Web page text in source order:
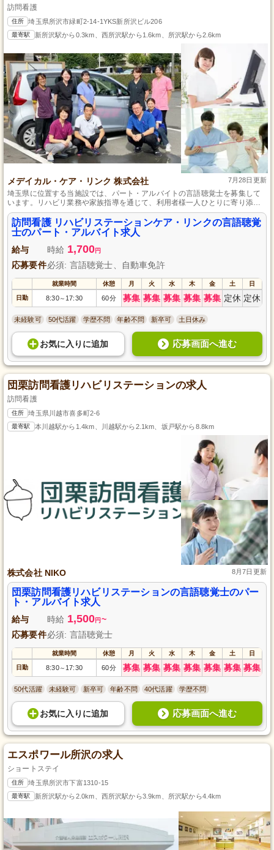
訪問看護
住所 埼玉県所沢市緑町2-14-1YKS新所沢ビル206
最寄駅 新所沢駅から0.3km、西所沢駅から1.6km、所沢駅から2.6km
メデイカル・ケア・リンク 株式会社 7月28日更新
埼玉県に位置する当施設では、パート・アルバイトの言語聴覚士を募集して
います。リハビリ業務や家族指導を通じて、利用者様一人ひとりに寄り添う
働きがいのあるお仕事です。駅近で通勤が便利な上、交通費支給や社会保険
完備で、安定して長く働くことが可能です。勤務時間や曜日は相談できるた
め、プライベートとの両立もしやすい環境を整えています。
訪問看護 リハビリステーションケア・リンクの言語聴覚
士のパート・アルバイト求人
給与 時給 1,700円
応募要件必須: 言語聴覚士、自動車免許
就業時間 休憩 月 火 水 木 金 土 日
日勤 8:30～ 17:30 60分 募集 募集 募集 募集 募集 定休 定休
未経験可 50代活躍 学歴不問 年齢不問 新卒可 土日休み
お気に入り に追加 応募画面へ進む
団栗訪問看護リハビリステーションの求人
訪問看護
住所 埼玉県川越市喜多町2-6
最寄駅 本川越駅から1.4km、川越駅から2.1km、坂戸駅から8.8km
株式会社 NIKO 8月7日更新
団栗訪問看護リハビリステーションの言語聴覚士のパー
ト・アルバイト求人
給与 時給 1,500円 ~
応募要件必須: 言語聴覚士
就業時間 休憩 月 火 水 木 金 土 日
日勤 8:30～ 17:30 60分 募集 募集 募集 募集 募集 募集 募集
50代活躍 未経験可 新卒可 年齢不問 40代活躍 学歴不問
お気に入り に追加 応募画面へ進む
エスポワール所沢の求人
ショートステイ
住所 埼玉県所沢市下富1310-15
最寄駅 新所沢駅から2.0km、西所沢駅から3.9km、所沢駅から4.4km